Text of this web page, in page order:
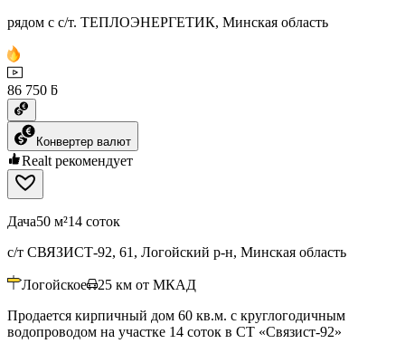
рядом с с/т. ТЕПЛОЭНЕРГЕТИК, Минская область
86 750 ƃ
Конвертер валют
Realt рекомендует
Дача50 м²14 соток
с/т СВЯЗИСТ-92, 61, Логойский р-н, Минская область
Логойское 25 км от МКАД
Продается кирпичный дом 60 кв.м. с круглогодичным
водопроводом на участке 14 соток в СТ «Связист-92»